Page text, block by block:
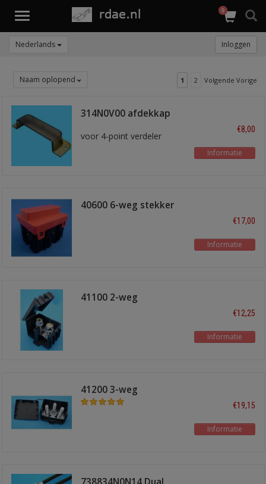
Toggle
0
Nederlands Inloggen
Naam oplopend 1 2 Volgende Vorige
314N0V00 afdekkap
voor 4-point verdeler
€8,00
Informatie
40600 6-weg stekker
€17,00
Informatie
41100 2-weg
€12,25
Informatie
41200 3-weg
verdeelpunt
€19,15
Informatie